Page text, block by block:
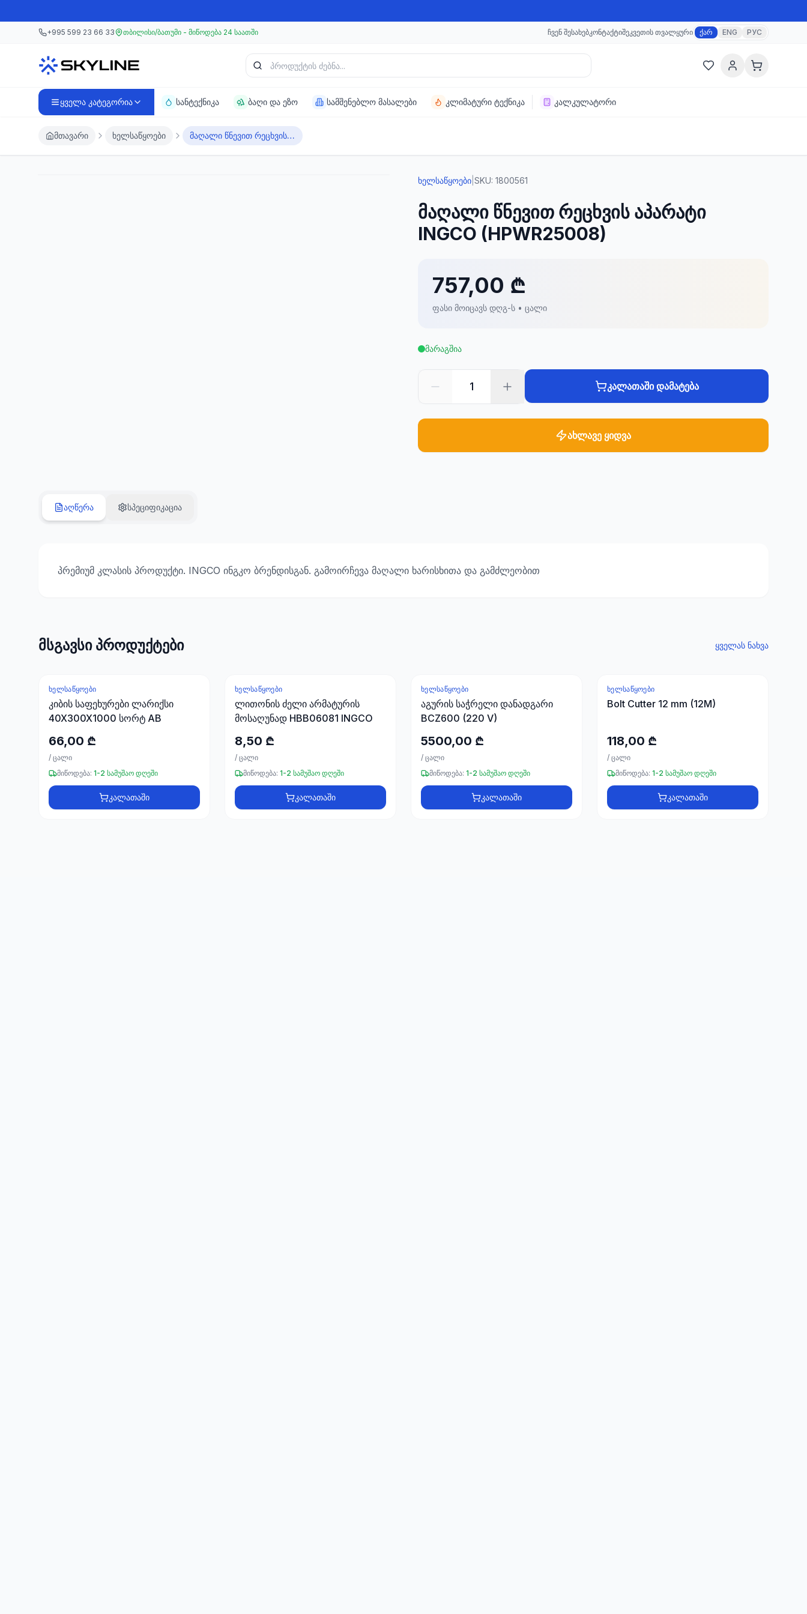
მთავარ კონტენტზე გადასვლა
+995 599 23 66 33 თბილისი/ბათუმი - მიწოდება 24 საათში ჩვენ შესახებკონტაქტიშეკვეთის თვალყური ქარ ENG РУС
პროდუქტის ძებნა
ყველა კატეგორია სანტექნიკა ბაღი და ეზო სამშენებლო მასალები კლიმატური ტექნიკა კალკულატორი
მთავარი ხელსაწყოები მაღალი წნევით რეცხვის აპარატი INGCO (HPWR25008)
ხელსაწყოები SKU: 1800561
მაღალი წნევით რეცხვის აპარატი
INGCO (HPWR25008)
757,00 ₾
ფასი მოიცავს დღგ-ს • ცალი
მარაგშია
1 კალათაში დამატება
ახლავე ყიდვა
აღწერა სპეციფიკაცია
პრემიუმ კლასის პროდუქტი. INGCO ინგკო ბრენდისგან. გამოირჩევა მაღალი ხარისხითა და გამძლეობით
მსგავსი პროდუქტები ყველას ნახვა
ᲮᲔᲚᲡᲐᲬᲧᲝᲔᲑᲘ
კიბის საფეხურები ლარიქსი
40X300X1000 სორტ AB
66,00 ₾
/ ცალი
მიწოდება: 1-2 სამუშაო დღეში
კალათაში
ᲮᲔᲚᲡᲐᲬᲧᲝᲔᲑᲘ
ლითონის ძელი არმატურის
მოსაღუნად HBB06081 INGCO
8,50 ₾
/ ცალი
მიწოდება: 1-2 სამუშაო დღეში
კალათაში
ᲮᲔᲚᲡᲐᲬᲧᲝᲔᲑᲘ
აგურის საჭრელი დანადგარი
BCZ600 (220 V)
5500,00 ₾
/ ცალი
მიწოდება: 1-2 სამუშაო დღეში
კალათაში
ᲮᲔᲚᲡᲐᲬᲧᲝᲔᲑᲘ
Bolt Cutter 12 mm (12M)
118,00 ₾
/ ცალი
მიწოდება: 1-2 სამუშაო დღეში
კალათაში